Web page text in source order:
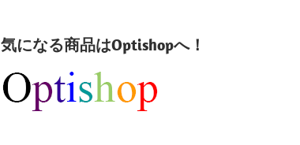
気になる商品はOptishopへ！